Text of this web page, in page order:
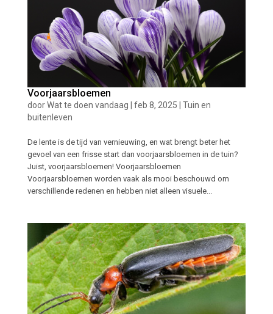
Voorjaarsbloemen
doorWat te doen vandaag feb 8, 2025
Tuin en
buitenleven
De lente is de tijd van vernieuwing, en wat brengt beter het
gevoel van een frisse start dan voorjaarsbloemen in de tuin?
Juist, voorjaarsbloemen! Voorjaarsbloemen
Voorjaarsbloemen worden vaak als mooi beschouwd om
verschillende redenen en hebben niet alleen visuele...